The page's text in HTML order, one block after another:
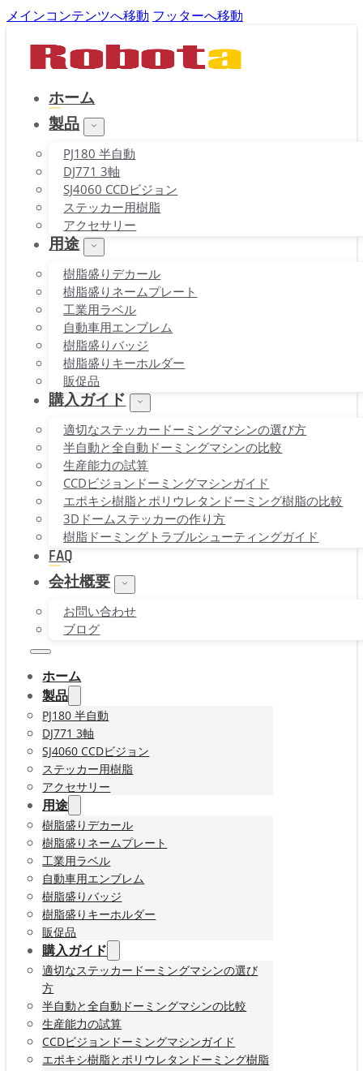
メインコンテンツへ移動 フッターへ移動
ホーム
製品
PJ180 半自動
DJ771 3軸
SJ4060 CCDビジョン
ステッカー用樹脂
アクセサリー
用途
樹脂盛りデカール
樹脂盛りネームプレート
工業用ラベル
自動車用エンブレム
樹脂盛りバッジ
樹脂盛りキーホルダー
販促品
購入ガイド
適切なステッカードーミングマシンの選び方
半自動と全自動ドーミングマシンの比較
生産能力の試算
CCDビジョンドーミングマシンガイド
エポキシ樹脂とポリウレタンドーミング樹脂の比較
3Dドームステッカーの作り方
樹脂ドーミングトラブルシューティングガイド
FAQ
会社概要
お問い合わせ
ブログ
ホーム
製品
PJ180 半自動
DJ771 3軸
SJ4060 CCDビジョン
ステッカー用樹脂
アクセサリー
用途
樹脂盛りデカール
樹脂盛りネームプレート
工業用ラベル
自動車用エンブレム
樹脂盛りバッジ
樹脂盛りキーホルダー
販促品
購入ガイド
適切なステッカードーミングマシンの選び
方
半自動と全自動ドーミングマシンの比較
生産能力の試算
CCDビジョンドーミングマシンガイド
エポキシ樹脂とポリウレタンドーミング樹脂